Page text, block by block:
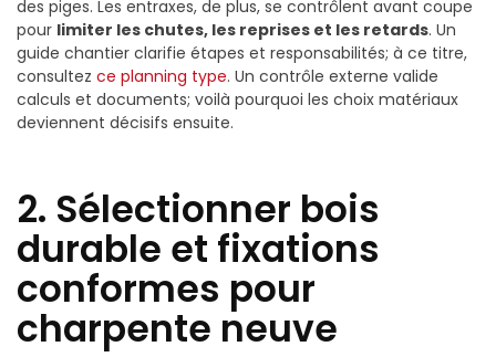
des piges. Les entraxes, de plus, se contrôlent avant coupe
pour limiter les chutes, les reprises et les retards. Un
guide chantier clarifie étapes et responsabilités; à ce titre,
consultez ce planning type. Un contrôle externe valide
calculs et documents; voilà pourquoi les choix matériaux
deviennent décisifs ensuite.
2. Sélectionner bois
durable et fixations
conformes pour
charpente neuve